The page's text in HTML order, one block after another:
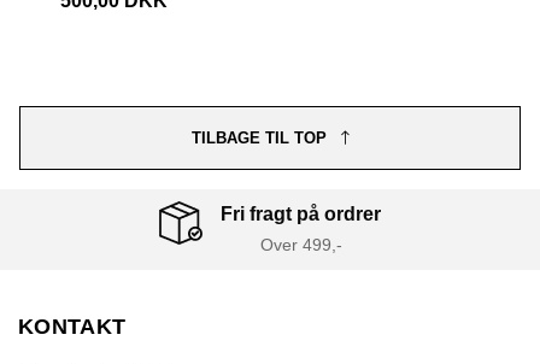
TILBAGE TIL TOP
Fri fragt på ordrer
Over 499,-
KONTAKT